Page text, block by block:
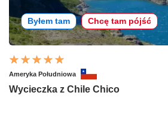
Byłem tam Chcę tam pójść
Ameryka Południowa
Wycieczka z Chile Chico